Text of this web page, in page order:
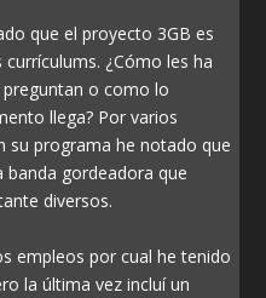
que el proyecto 3GB es
¿Cómo les ha
preguntan o como lo
llega? Por varios
su programa he notado que
gordeadora que
diversos.
empleos por cual he tenido
la última vez incluí un